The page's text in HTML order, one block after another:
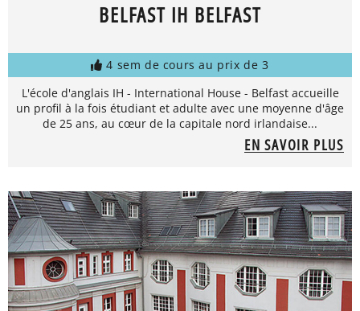
BELFAST IH BELFAST
4 sem de cours au prix de 3
L'école d'anglais IH - International House - Belfast accueille
un profil à la fois étudiant et adulte avec une moyenne d'âge
de 25 ans, au cœur de la capitale nord irlandaise...
EN SAVOIR PLUS